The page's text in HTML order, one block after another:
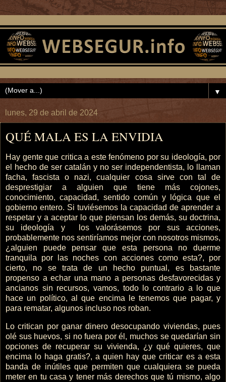
▼
lunes, 29 de abril de 2024
QUÉ MALA ES LA ENVIDIA
Hay gente que critica a este fenómeno por su ideología, por
el hecho de ser catalán y no ser independentista, lo llaman
facha, fascista o nazi, cualquier cosa sirve con tal de
desprestigiar a alguien que tiene más cojones,
conocimiento, capacidad, sentido común y lógica que el
gobierno entero. Si tuviésemos la capacidad de aprender a
respetar y a aceptar lo que piensan los demás, su doctrina,
su ideología y los valorásemos por sus acciones,
probablemente nos sentiríamos mejor con nosotros mismos,
¿alguien puede pensar que esta persona no duerme
tranquila por las noches con acciones como esta?, por
cierto, no se trata de un hecho puntual, es bastante
propenso a echar una mano a personas desfavorecidas y
ancianos sin recursos, vamos, todo lo contrario a lo que
hace un político, al que encima le tenemos que pagar, y
para rematar, algunos incluso nos roban.
Lo critican por ganar dinero desocupando viviendas, pues
olé sus huevos, si no fuera por él, muchos se quedarían sin
opciones de recuperar su vivienda, ¿y qué quieres, que
encima lo haga gratis?, a quien hay que criticar es a esta
banda de inútiles que permiten que cualquiera se pueda
meter en tu casa y tener más derechos que tú mismo, algo